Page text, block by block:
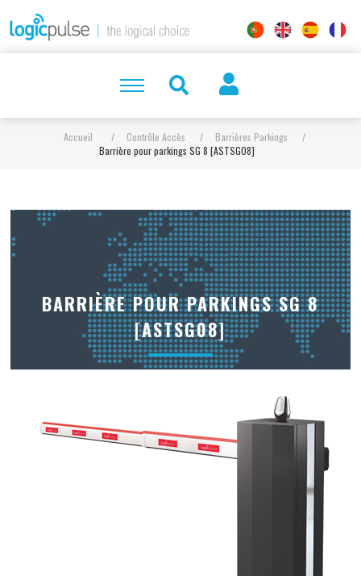
Accueil / Contrôle Accès / Barrières Parkings
/
Barrière pour parkings SG 8 [ASTSG08]
BARRIÈRE POUR PARKINGS SG 8
[ASTSG08]